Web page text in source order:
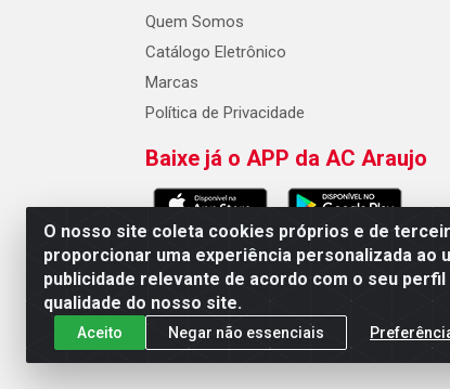
O nosso site coleta cookies próprios e de
proporcionar uma experiência personalizada ao
publicidade relevante de acordo com o seu
qualidade do nosso site.
Aceito Negar não essenciais
Quem Somos
Catálogo Eletrônico
Marcas
Política de Privacidade
Baixe já o APP da AC Araujo
AC Araujo Distribuidora -